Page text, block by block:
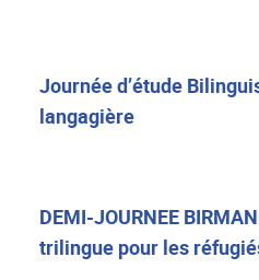
Journée d’étude
langagière
DEMI-JOURNEE
trilingue pour les